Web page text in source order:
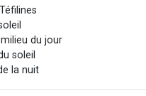
du jour
soleil
la nuit